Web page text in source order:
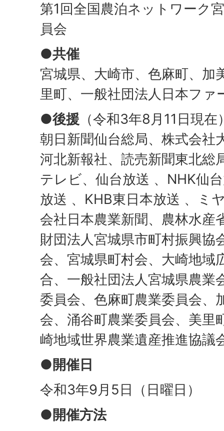
第1回全国農泊ネットワーク
員会
●共催
宮城県、大崎市、色麻町、加
里町、一般社団法人日本ファ
●後援 （令和3年8月11日現在
朝日新聞仙台総局、株式会社
河北新報社、読売新聞東北総
テレビ、仙台放送 、NHK仙
放送 、KHB東日本放送 、ミ
会社日本農業新聞、農林水産
財団法人宮城県市町村振興協
会、宮城県町村会、大崎地域
合、一般社団法人宮城県農業
委員会、色麻町農業委員会、
会、涌谷町農業委員会、美里
崎地域世界農業遺産推進協議
●開催日
令和3年9月5日（日曜日）
●開催方法